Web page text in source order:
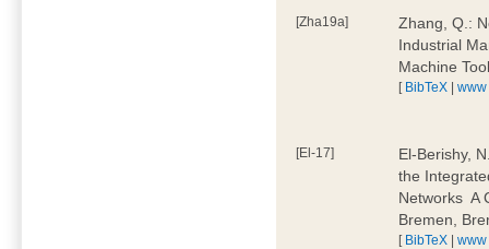
[Zha19a]
Zhang, Q.:
Industrial
Machine
[ BibTeX |www
[El-17]
El-Berishy,
the
Networks 
Bremen,
[ BibTeX |www